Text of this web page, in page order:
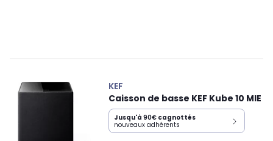
KEF
Caisson de basse KEF Kube 10 MIE
Jusqu'à 90€ cagnottés
nouveaux adhérents